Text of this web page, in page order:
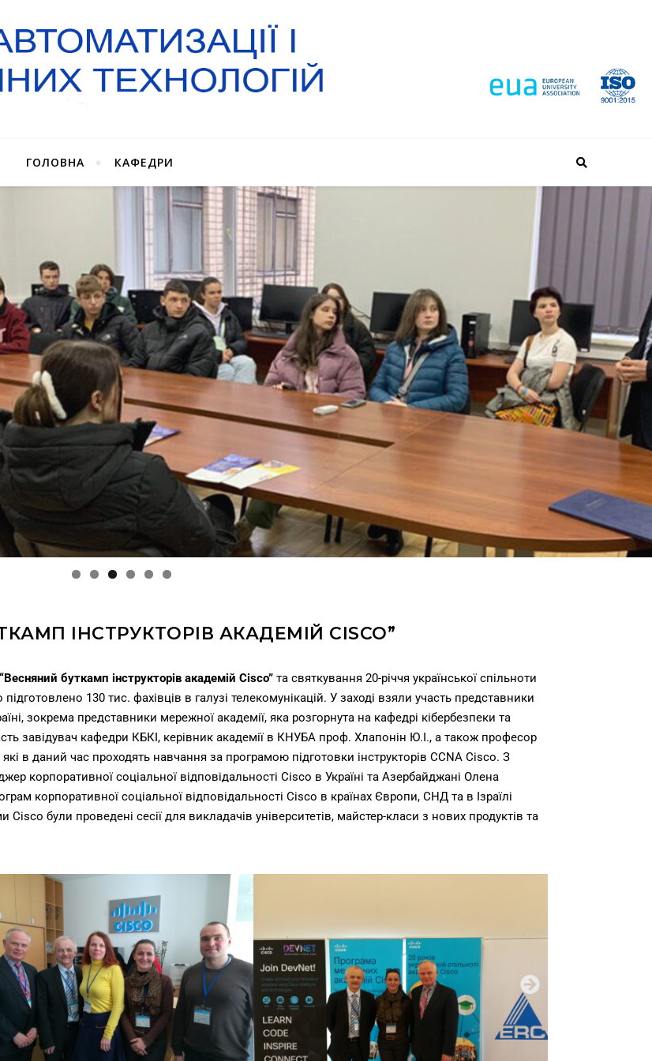
ГОЛОВНА КАФЕДРИ
ІНСТРУКТОРІВ АКАДЕМІЙ CISCO”
“Весняний буткамп інструкторів академій Cisco” та святкування 20-річчя української спільноти
130 тис. фахівців в галузі телекомунікацій. У заході взяли участь представники
зокрема представники мережної академії, яка розгорнута на кафедрі кібербезпеки та
завідувач кафедри КБКІ, керівник академії в КНУБА проф. Хлапонін Ю.І., а також професор
в даний час проходять навчання за програмою підготовки інструкторів CCNA Cisco. З
корпоративної соціальної відповідальності Cisco в Україні та Азербайджані Олена
корпоративної соціальної відповідальності Cisco в країнах Європи, СНД та в Ізраїлі
були проведені сесії для викладачів університетів, майстер-класи з нових продуктів та